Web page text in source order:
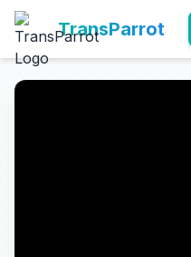
TransParrot